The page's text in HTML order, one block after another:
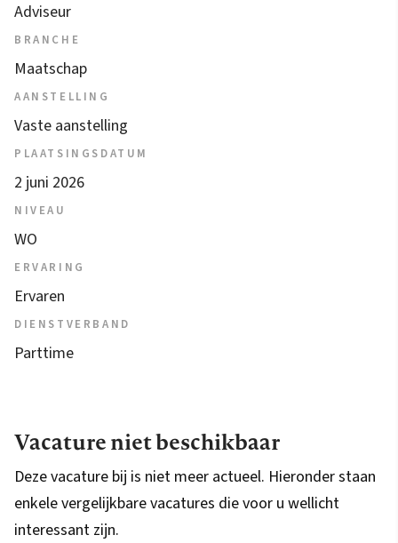
Adviseur
BRANCHE
Maatschap
AANSTELLING
Vaste aanstelling
PLAATSINGSDATUM
2 juni 2026
NIVEAU
WO
ERVARING
Ervaren
DIENSTVERBAND
Parttime
Vacature niet beschikbaar
Deze vacature bij is niet meer actueel. Hieronder staan
enkele vergelijkbare vacatures die voor u wellicht
interessant zijn.